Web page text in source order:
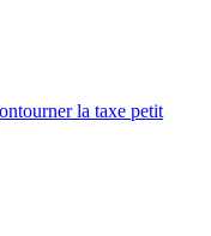
la taxe petit